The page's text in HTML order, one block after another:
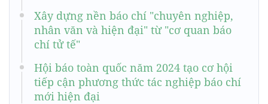
Xây dựng nền báo chí "chuyên nghiệp,
nhân văn và hiện đại" từ "cơ quan báo
chí tử tế"
Hội báo toàn quốc năm 2024 tạo cơ hội
tiếp cận phương thức tác nghiệp báo chí
mới hiện đại